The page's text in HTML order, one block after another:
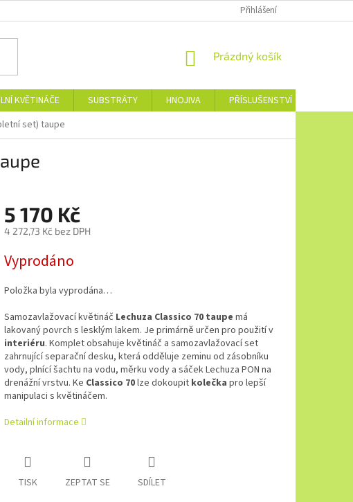
Přihlášení
NÁKUPNÍ
Prázdný košík
KVĚTINÁČE SUBSTRÁTY HNOJIVA PŘÍSLUŠENSTVÍ
set) taupe
5 170 Kč
4 272,73 Kč bez DPH
cena:
Vyprodáno
Položka byla vyprodána…
Samozavlažovací květináč Lechuza Classico 70 taupe má
lakovaný povrch s lesklým lakem. Je primárně určen pro použití v
interiéru. Komplet obsahuje květináč a samozavlažovací set
zahrnující separační desku, která odděluje zeminu od zásobníku
vody, plnící šachtu na vodu, měrku vody a sáček Lechuza PON na
drenážní vrstvu. Ke Classico 70lze dokoupit kolečka pro lepší
manipulaci s květináčem.
Detailní informace
TISK ZEPTAT SE SDÍLET